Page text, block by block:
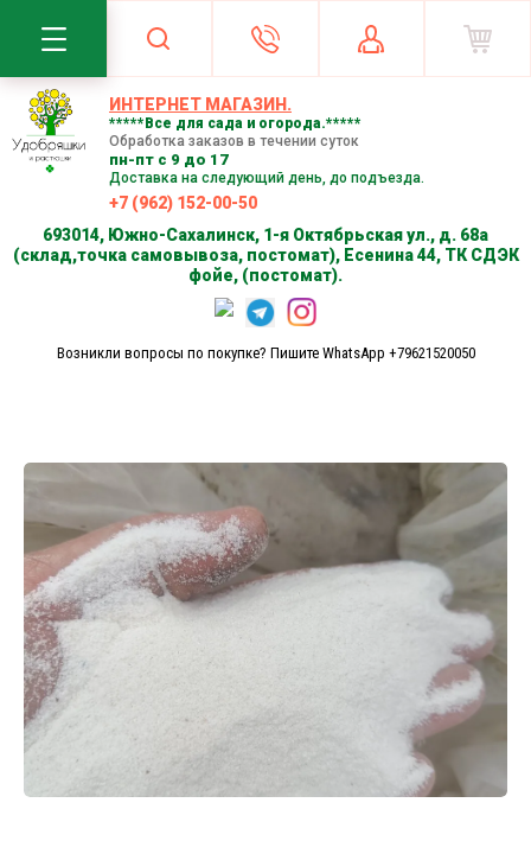
Возникли вопросы по покупке? Пишите WhatsApp +79621520050
ИНТЕРНЕТ МАГАЗИН.
*****Все для сада и огорода.*****
Обработка заказов в течении суток
пн-пт с 9 до 17
Доставка на следующий день, до подъезда.
+7 (962) 152-00-50
693014, Южно-Сахалинск, 1-я Октябрьская ул., д. 68а
(склад,точка самовывоза, постомат), Есенина 44, ТК СДЭК
фойе, (постомат).